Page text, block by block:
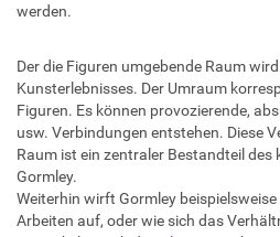
werden.
Der die Figuren umgebende Raum
Kunsterlebnisses. Der Umraum
Figuren. Es können provozierende,
usw. Verbindungen entstehen. Diese
Raum ist ein zentraler Bestandteil des
Gormley.
Weiterhin wirft Gormley
Arbeiten auf, oder wie sich das